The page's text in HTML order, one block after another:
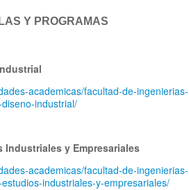
Y PROGRAMAS
academicas/facultad-de-ingenierias-
industrial/
Industriales y Empresariales
academicas/facultad-de-ingenierias-
industriales-y-empresariales/